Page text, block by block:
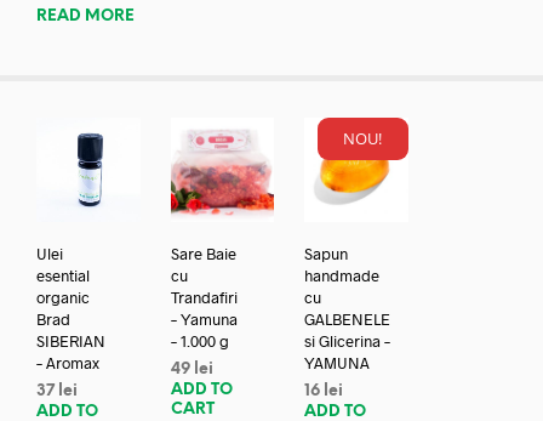
READ MORE
Ulei
esential
organic
Brad
SIBERIAN
– Aromax
37 lei
ADD TO
Sare Baie
cu
Trandafiri
– Yamuna
– 1.000 g
49 lei
ADD TO
CART
NOU!
Sapun
handmade
cu
GALBENELE
si Glicerina –
YAMUNA
16 lei
ADD TO